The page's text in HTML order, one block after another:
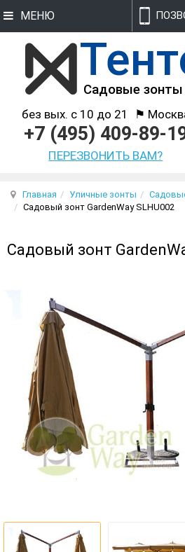
без вых. с 10 до 21 ⚑
+7 (495) 409-89-
ПЕРЕЗВОНИТЬ ВАМ?
МЕНЮ
Главная Уличные зонты
Садовый зонт GardenWay SLHU002
Садовый зонт